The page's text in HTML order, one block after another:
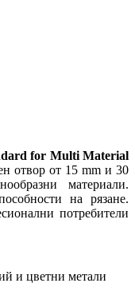
for Multi Material
отвор от 15 mm и 30
материали.
на рязане.
потребители
и цветни метали